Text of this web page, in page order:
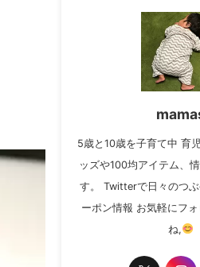
5歳と10歳を子育て中 育
ッズや100均アイテム、
す。 Twitterで日々のつ
ーポン情報 お気軽にフ
ね,